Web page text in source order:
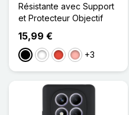
Résistante avec Support
et Protecteur Objectif
15,99 €
NoirBlancRougeOr Rose
+3